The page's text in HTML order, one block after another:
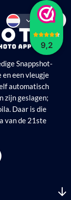
9,2
Snappshot-
en een vleugje
automatisch
zijn geslagen;
Daar is die
van de 21ste